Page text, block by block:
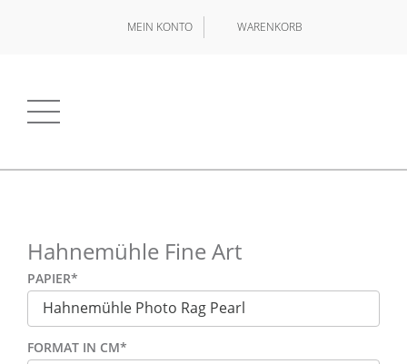
MEIN KONTO WARENKORB
Hahnemühle Fine Art
PAPIER*
FORMAT IN CM*